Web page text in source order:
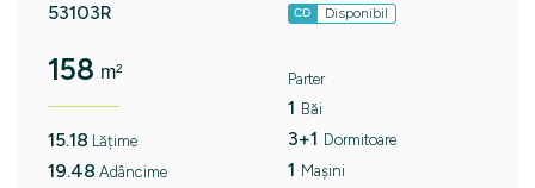
53103R CD Disponibil
158 m²
15.18 Lățime
19.48 Adâncime
Parter
1 Băi
3+1 Dormitoare
1 Mașini